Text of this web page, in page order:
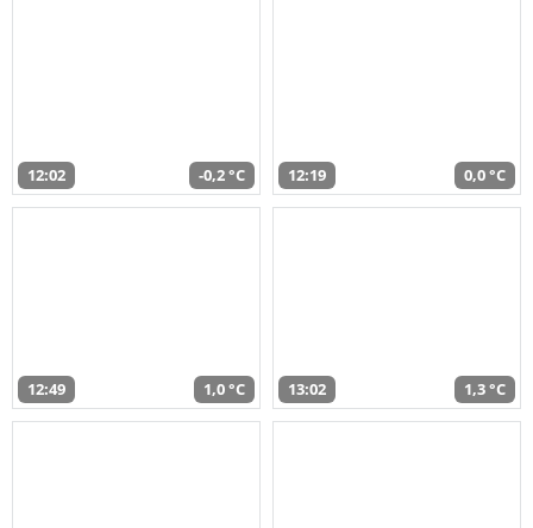
12:02 -0,2 °C 12:19 0,0 °C
12:49 1,0 °C 13:02 1,3 °C